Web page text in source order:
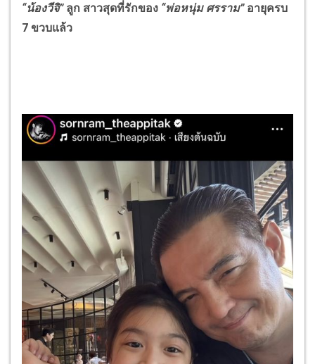
“น้องวีจิ”ลูก สาวสุดที่รักของ “พ่อหนุ่ม ศรราม”อายุครบ
7 ขวบแล้ว